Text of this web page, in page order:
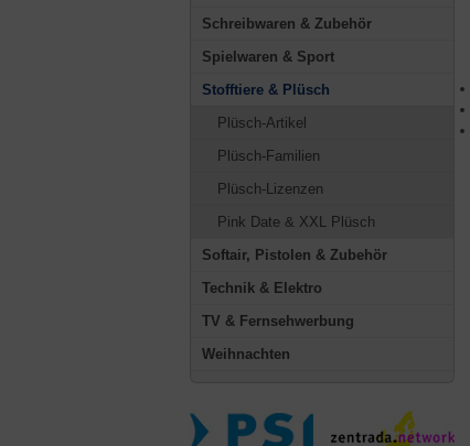
Schreibwaren & Zubehör
Spielwaren & Sport
Stofftiere & Plüsch
Plüsch-Artikel
Plüsch-Familien
Plüsch-Lizenzen
Pink Date & XXL Plüsch
Softair, Pistolen & Zubehör
Technik & Elektro
TV & Fernsehwerbung
Weihnachten